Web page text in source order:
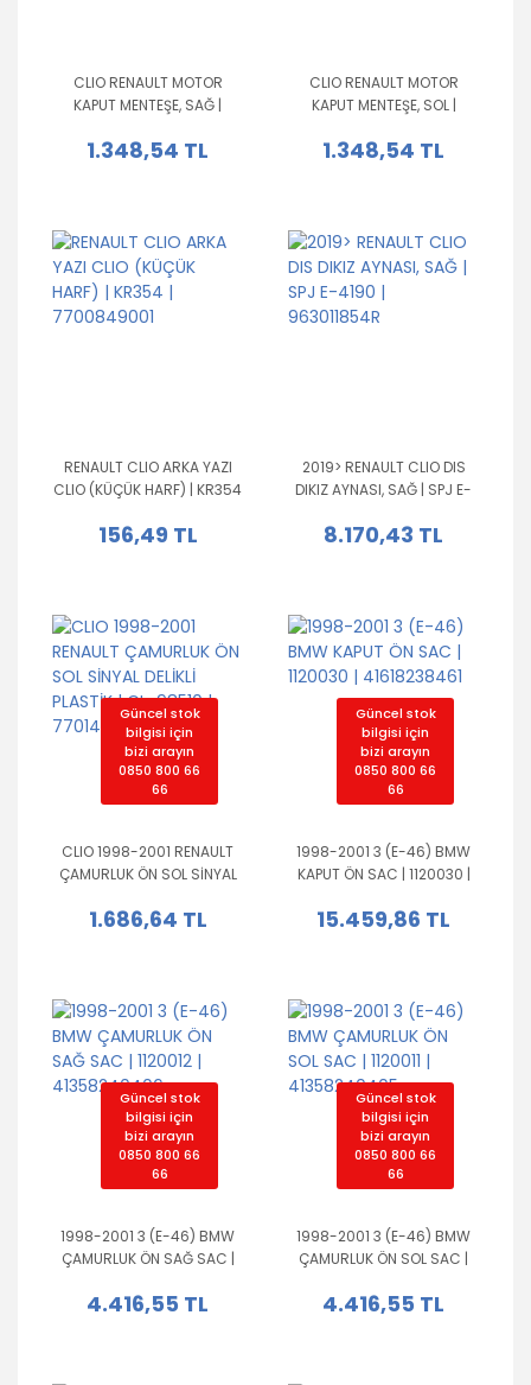
CLIO RENAULT MOTOR
KAPUT MENTEŞE, SAĞ |
654000028R|654000028R|
1.348,54 TL
CLIO RENAULT MOTOR
KAPUT MENTEŞE, SOL |
654014986R|654014986R|
1.348,54 TL
RENAULT CLIO ARKA YAZI
CLIO (KÜÇÜK HARF) | KR354
156,49 TL
2019> RENAULT CLIO DIS
DIKIZ AYNASI, SAĞ | SPJ E-
8.170,43 TL
Güncel stok
bilgisi için
bizi arayın
0850 800 66
66
CLIO 1998-2001 RENAULT
ÇAMURLUK ÖN SOL SİNYAL
7701473025
1.686,64 TL
Güncel stok
bilgisi için
bizi arayın
0850 800 66
66
1998-2001 3 (E-46) BMW
KAPUT ÖN SAC | 1120030 |
15.459,86 TL
Güncel stok
bilgisi için
bizi arayın
0850 800 66
66
1998-2001 3 (E-46) BMW
ÇAMURLUK ÖN SAĞ SAC |
4.416,55 TL
Güncel stok
bilgisi için
bizi arayın
0850 800 66
66
1998-2001 3 (E-46) BMW
ÇAMURLUK ÖN SOL SAC |
4.416,55 TL